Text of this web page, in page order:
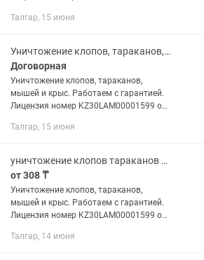
Департамент Сан-Эпид контроля
Работаем с...
Талгар, 15 июня
Уничтожение клопов, тараканов, дезинфекция, дезинсекция
Договорная
Уничтожение клопов, тараканов,
мышей и крыс. Работаем с гарантией.
Лицензия номер KZ30LAM00001599 от
Департамент Сан-Эпид контроля
Работаем с...
Талгар, 15 июня
уничтожение клопов тараканов дезинфекция дезинсекция
от 308 ₸
Уничтожение клопов, тараканов,
мышей и крыс. Работаем с гарантией.
Лицензия номер KZ30LAM00001599 от
Департамент Сан-Эпид контроля
Талгар, 14 июня